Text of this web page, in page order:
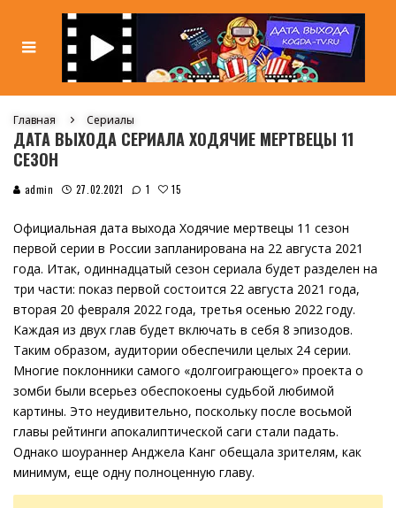
Главная Сериалы
ДАТА ВЫХОДА СЕРИАЛА ХОДЯЧИЕ МЕРТВЕЦЫ 11
СЕЗОН
admin 27.02.2021 1 15
Официальная дата выхода Ходячие мертвецы 11 сезон
первой серии в России запланирована на 22 августа 2021
года. Итак, одиннадцатый сезон сериала будет разделен на
три части: показ первой состоится 22 августа 2021 года,
вторая 20 февраля 2022 года, третья осенью 2022 году.
Каждая из двух глав будет включать в себя 8 эпизодов.
Таким образом, аудитории обеспечили целых 24 серии.
Многие поклонники самого «долгоиграющего» проекта о
зомби были всерьез обеспокоены судьбой любимой
картины. Это неудивительно, поскольку после восьмой
главы рейтинги апокалиптической саги стали падать.
Однако шоураннер Анджела Канг обещала зрителям, как
минимум, еще одну полноценную главу.